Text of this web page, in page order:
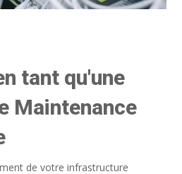
tant qu'une
Maintenance
de votre infrastructure